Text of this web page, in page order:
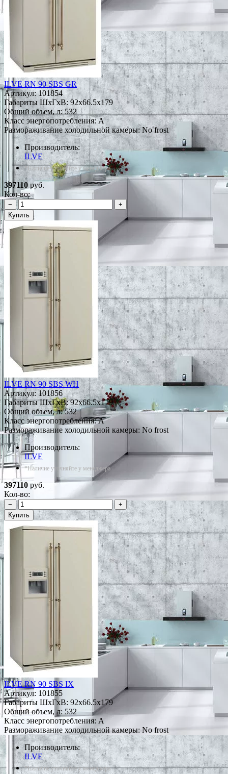
ILVE RN 90 SBS GR
Артикул:101854
Габариты ШxГxВ: 92x66.5x179
Общий объем, л: 532
Класс энергопотребления: A
Размораживание холодильной камеры: No frost
Производитель:
ILVE
*Наличие уточняйте у менеджера
397110 руб.
Кол-во:
−
+
Купить
ILVE RN 90 SBS WH
Артикул:101856
Габариты ШxГxВ: 92x66.5x179
Общий объем, л: 532
Класс энергопотребления: A
Размораживание холодильной камеры: No frost
Производитель:
ILVE
*Наличие уточняйте у менеджера
397110 руб.
Кол-во:
−
+
Купить
ILVE RN 90 SBS IX
Артикул: 101855
Габариты ШxГxВ: 92x66.5x179
Общий объем, л: 532
Класс энергопотребления: A
Размораживание холодильной камеры: No frost
Производитель:
ILVE
*Наличие уточняйте у менеджера